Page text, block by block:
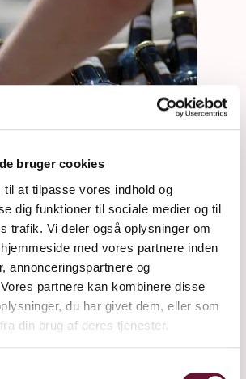
bruger cookies
at tilpasse vores indhold og
dig funktioner til sociale medier og til
trafik. Vi deler også oplysninger om
med vores partnere inden
annonceringspartnere og
partnere kan kombinere disse
du har givet dem, eller som
din brug af deres tjenester.